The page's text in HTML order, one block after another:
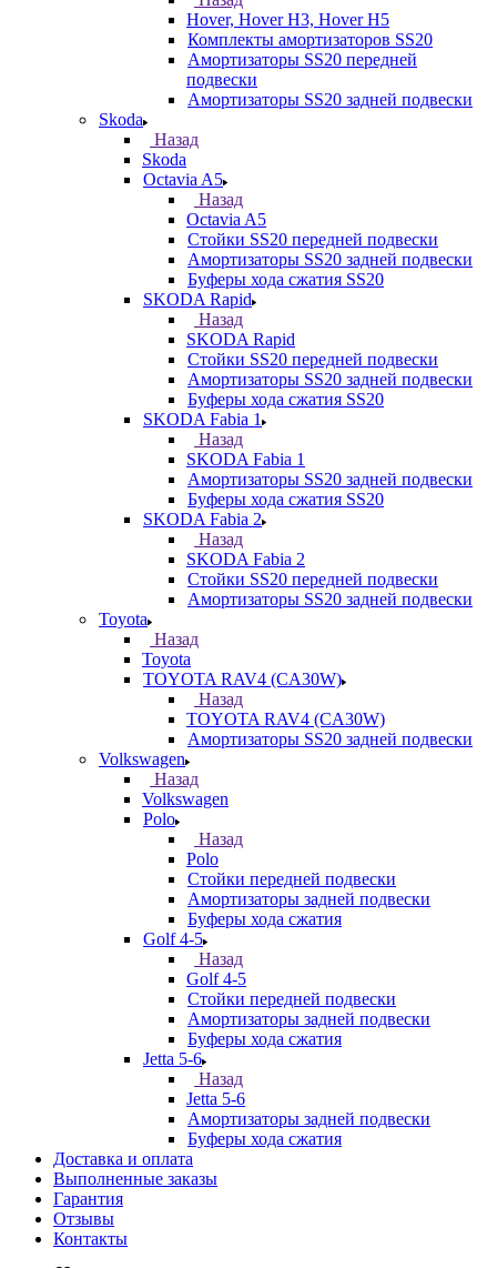
Hover, Hover H3, Hover H5
Комплекты амортизаторов SS20
Амортизаторы SS20 передней
подвески
Амортизаторы SS20 задней подвески
Skoda
Назад
Skoda
Octavia A5
Назад
Octavia A5
Стойки SS20 передней подвески
Амортизаторы SS20 задней подвески
Буферы хода сжатия SS20
SKODA Rapid
Назад
SKODA Rapid
Стойки SS20 передней подвески
Амортизаторы SS20 задней подвески
Буферы хода сжатия SS20
SKODA Fabia 1
Назад
SKODA Fabia 1
Амортизаторы SS20 задней подвески
Буферы хода сжатия SS20
SKODA Fabia 2
Назад
SKODA Fabia 2
Стойки SS20 передней подвески
Амортизаторы SS20 задней подвески
Toyota
Назад
Toyota
TOYOTA RAV4 (CA30W)
Назад
TOYOTA RAV4 (CA30W)
Амортизаторы SS20 задней подвески
Volkswagen
Назад
Volkswagen
Polo
Назад
Polo
Стойки передней подвески
Амортизаторы задней подвески
Буферы хода сжатия
Golf 4-5
Назад
Golf 4-5
Стойки передней подвески
Амортизаторы задней подвески
Буферы хода сжатия
Jetta 5-6
Назад
Jetta 5-6
Амортизаторы задней подвески
Буферы хода сжатия
Доставка и оплата
Выполненные заказы
Гарантия
Отзывы
Контакты